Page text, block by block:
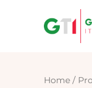
Home /